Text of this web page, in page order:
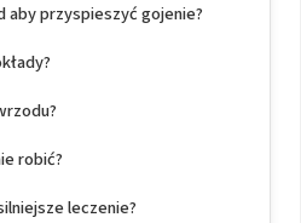
aby przyspieszyć gojenie?
robić?
leczenie?